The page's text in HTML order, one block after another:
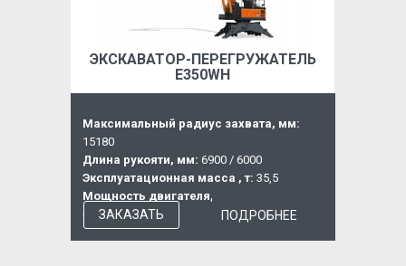
ЭКСКАВАТОР-ПЕРЕГРУЖАТЕЛЬ
Е350WН
Максимальный радиус захвата, мм:
15180
Длина рукояти, мм: 6900 / 6000
Эксплуатационная масса , т: 35,5
Мощность двигателя, кВт (л.с.):
(245)
ПОДРОБНЕЕ
ЗАКАЗАТЬ